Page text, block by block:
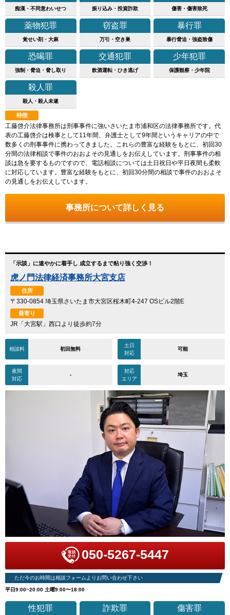
痴漢・不同意わいせつ 振り込み・投資詐欺 傷害・傷害致死
薬物犯罪
覚せい剤・大麻
窃盗罪
万引・空き巣
暴行罪
暴行脅迫・強盗致傷
恐喝罪
強制・脅迫・脅し取り
交通犯罪
飲酒運転・ひき逃げ
少年犯罪
保護観察・少年院
殺人罪
殺人・殺人未遂
特徴
工藤啓介法律事務所は刑事事件に強いさいたま市浦和区の法律事務所です。代
表の工藤啓介は検事として11年間、弁護士として9年間というキャリアの中で
数多くの刑事事件に携わってきました。これらの豊富な経験をもとに、初回30
分間の法律相談で事件のおおよその見通しをお伝えしています。刑事事件の相
談は急を要するものですので、電話相談については土日祝日や平日夜間も柔軟
に対応しています。豊富な経験をもとに、初回30分間の相談で事件のおおよそ
の見通しをお伝えしています。
事務所について詳しく見る
「示談」に速やかに着手し 成立するまで粘り強く交渉！
虎ノ門法律経済事務所大宮支店
住所
〒330-0854 埼玉県さいたま市大宮区桜木町4-247 OSビル2階E
最寄り
JR「大宮駅」西口より徒歩約7分
相談料 初回無料
土日
対応
可能
夜間
対応
-
対応
エリア
埼玉
050-5267-5447
ただ今のお時間は相談フォームよりお問い合わせ下さい
平日9:00~20:00 土曜9:00〜18:00
性犯罪 詐欺罪 傷害罪